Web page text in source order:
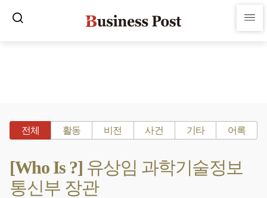
전체 활동 비전 사건 기타 어록
[Who Is ?] 유상임 과학기술정보
통신부 장관